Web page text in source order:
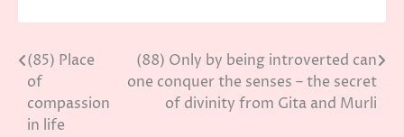
Post
navigation
(85) Place
of
compassion
in life
(88) Only by being introverted can
one conquer the senses – the secret
of divinity from Gita and Murli